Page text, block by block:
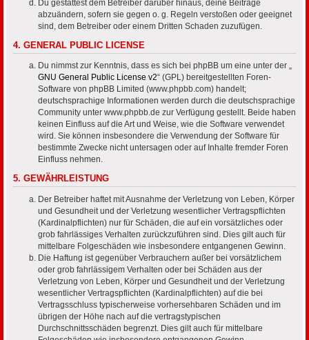
Du gestattest dem Betreiber darüber hinaus, deine Beiträge
abzuändern, sofern sie gegen o. g. Regeln verstoßen oder geeignet
sind, dem Betreiber oder einem Dritten Schaden zuzufügen.
4. GENERAL PUBLIC LICENSE
Du nimmst zur Kenntnis, dass es sich bei phpBB um eine unter der „
GNU General Public License v2“ (GPL) bereitgestellten Foren-
Software von phpBB Limited (www.phpbb.com) handelt;
deutschsprachige Informationen werden durch die deutschsprachige
Community unter www.phpbb.de zur Verfügung gestellt. Beide haben
keinen Einfluss auf die Art und Weise, wie die Software verwendet
wird. Sie können insbesondere die Verwendung der Software für
bestimmte Zwecke nicht untersagen oder auf Inhalte fremder Foren
Einfluss nehmen.
5. GEWÄHRLEISTUNG
Der Betreiber haftet mit Ausnahme der Verletzung von Leben, Körper
und Gesundheit und der Verletzung wesentlicher Vertragspflichten
(Kardinalpflichten) nur für Schäden, die auf ein vorsätzliches oder
grob fahrlässiges Verhalten zurückzuführen sind. Dies gilt auch für
mittelbare Folgeschäden wie insbesondere entgangenen Gewinn.
Die Haftung ist gegenüber Verbrauchern außer bei vorsätzlichem
oder grob fahrlässigem Verhalten oder bei Schäden aus der
Verletzung von Leben, Körper und Gesundheit und der Verletzung
wesentlicher Vertragspflichten (Kardinalpflichten) auf die bei
Vertragsschluss typischerweise vorhersehbaren Schäden und im
übrigen der Höhe nach auf die vertragstypischen
Durchschnittsschäden begrenzt. Dies gilt auch für mittelbare